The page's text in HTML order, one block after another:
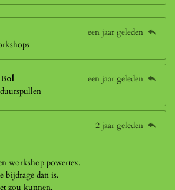
een jaar geleden
een jaar geleden
2 jaar geleden
workshop powertex.
bijdrage dan is.
zou kunnen.